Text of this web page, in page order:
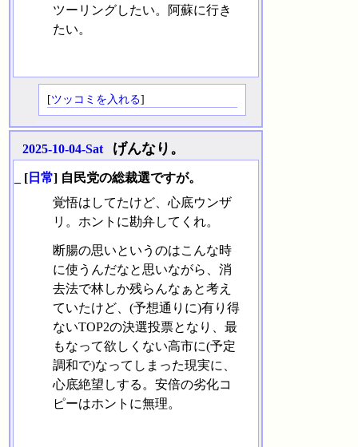
ツーリングしたい。阿蘇に行き
たい。
[ツッコミを入れる]
2025-10-04-Sat げんなり。
[ 日常] 自民党の総裁選ですが。
覚悟はしてたけど、心底ウンザ
リ。ホントに勘弁してくれ。
断腸の思いというのはこんな時
に使うんだなと思いながら、消
去法で林しか残らんなぁと考え
ていたけど、(予想通りに)有り得
ないTOP2の決選投票となり、最
もなって欲しくない高市に(予定
調和で)なってしまった現実に、
心底絶望しする。安倍の劣化コ
ピーはホントに無理。